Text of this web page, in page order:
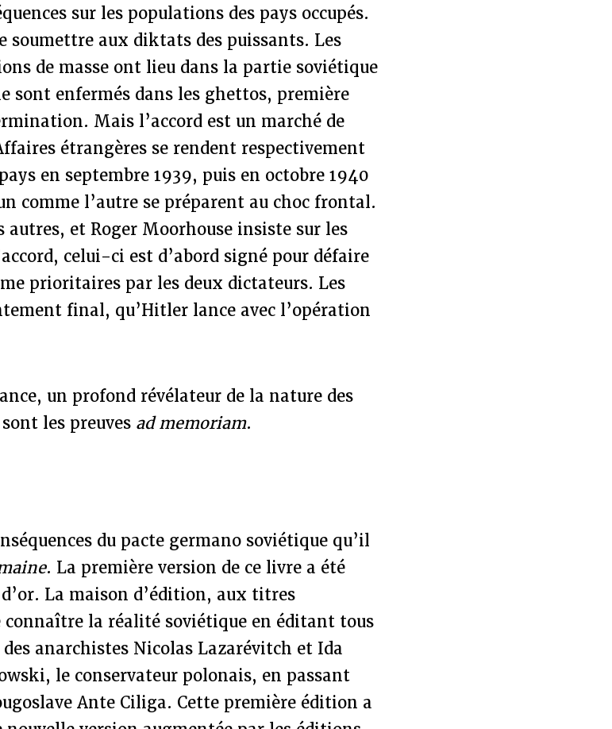
sur les populations des pays occupés.
soumettre aux diktats des puissants. Les
de masse ont lieu dans la partie soviétique
sont enfermés dans les ghettos, première
Mais l’accord est un marché de
étrangères se rendent respectivement
en septembre 1939, puis en octobre 1940
comme l’autre se préparent au choc frontal.
autres, et Roger Moorhouse insiste sur les
celui-ci est d’abord signé pour défaire
prioritaires par les deux dictateurs. Les
final, qu’Hitler lance avec l’opération
un profond révélateur de la nature des
les preuves ad memoriam.
du pacte germano soviétique qu’il
. La première version de ce livre a été
La maison d’édition, aux titres
la réalité soviétique en éditant tous
anarchistes Nicolas Lazarévitch et Ida
le conservateur polonais, en passant
Ante Ciliga. Cette première édition a